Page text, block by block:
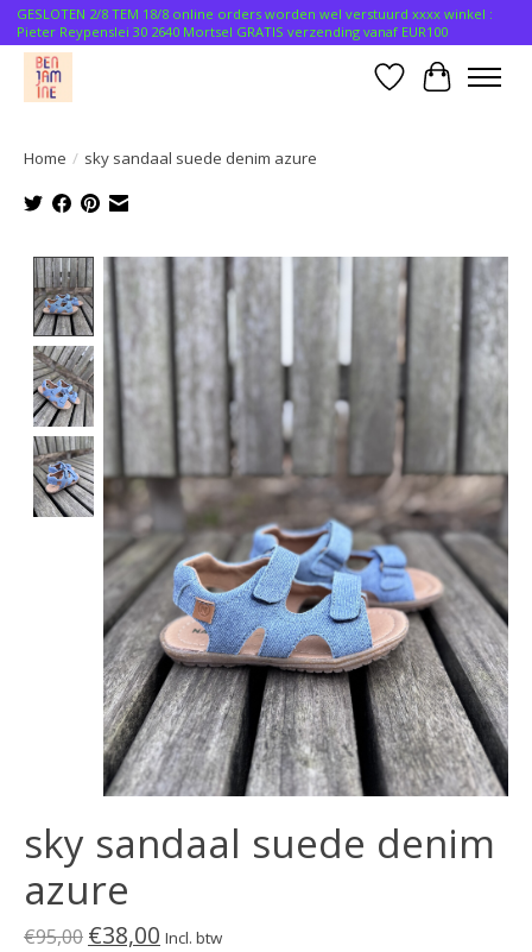
GESLOTEN 2/8 TEM 18/8 online orders worden wel verstuurd xxxx winkel :
Pieter Reypenslei 30 2640 Mortsel GRATIS verzending vanaf EUR100
Verlanglijst
Home / sky sandaal suede denim azure
Product image slideshow Items
sky sandaal suede denim
azure
€95,00 €38,00 Incl. btw